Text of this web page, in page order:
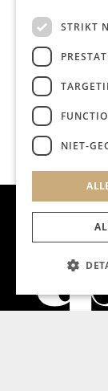
STRIKT
NIET-